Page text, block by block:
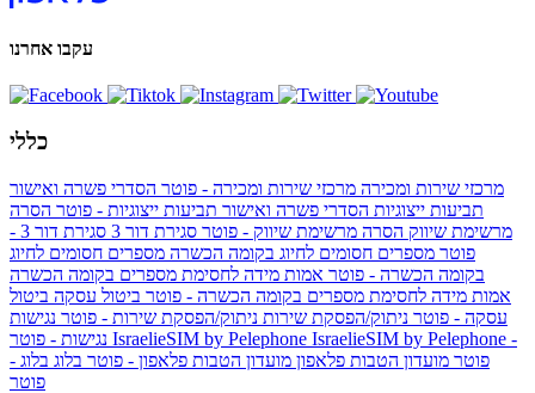
עקבו אחרנו
כללי
מרכזי שירות ומכירה מרכזי שירות ומכירה - פוטר הסדרי פשרה ואישור
תביעות ייצוגיות הסדרי פשרה ואישור תביעות ייצוגיות - פוטר הסרה
מרשימת שיווק הסרה מרשימת שיווק - פוטר סגירת דור 3
סגירת דור 3 -
פוטר מספרים חסומים לחיוג בקומה הכשרה מספרים חסומים לחיוג
בקומה הכשרה - פוטר אמות מידה לחסימת מספרים בקומה הכשרה
אמות מידה לחסימת מספרים בקומה הכשרה - פוטר ביטול עסקה ביטול
עסקה - פוטר ניתוק/הפסקת שירות ניתוק/הפסקת שירות - פוטר נגישות
IsraelieSIM by Pelephone IsraelieSIM by Pelephone -
פוטר מועדון הטבות פלאפון מועדון הטבות פלאפון - פוטר בלוג בלוג -
פוטר